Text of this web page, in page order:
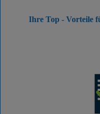
Ihre Top - Vorteile